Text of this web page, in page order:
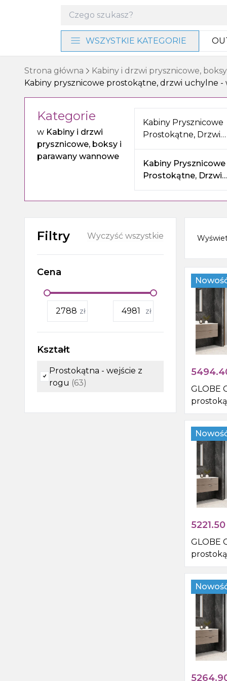
WSZYSTKIE KATEGORIE
Materiały instalacyjne i
narzędzia
prysznicowy
Akcesoria łazienkowe
Umywalki, miski WC i bidety
hydromasażem, brodziki i
Kabiny i drzwi prysznicowe,
boksy i parawany wannowe
Outlet
Strona główna Kabiny i drzwi prysznicowe,
Kabiny prysznicowe prostokątne, drzwi uchylne -
Kategorie
w Kabiny i drzwi
prysznicowe, boksy i
parawany wannowe
Kabiny Prysznicowe
Prostokątne, Drzwi
Przesuwne Ze
Boczną
Kabiny Prysznicowe
Prostokątne, Drzwi
Uchylne - Wejście
Filtry Wyczyść wszystkie
Cena
zł zł
Kształt
Prostokątna - wejście z
rogu (63)
GLOBE
rogu,
5221.50
GLOBE
rogu,